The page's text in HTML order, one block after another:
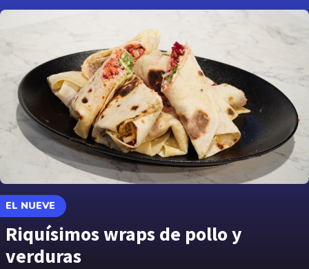
EL NUEVE
Riquísimos wraps de pollo y
verduras